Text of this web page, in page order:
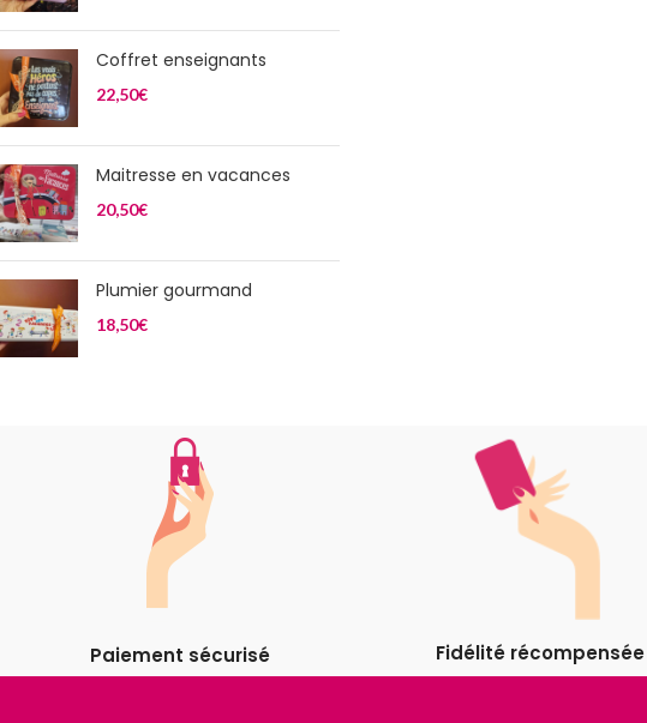
Coffret enseignants
22,50€
Maitresse en vacances
20,50€
Plumier gourmand
18,50€
Paiement sécurisé Fidélité récompensée